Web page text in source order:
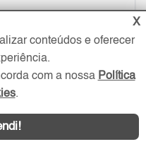
X
conteúdos e oferecer
com a nossa Política
.